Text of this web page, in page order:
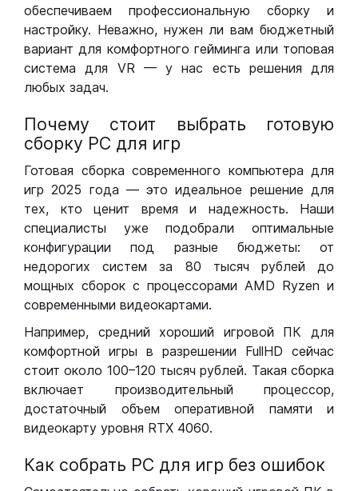
обеспечиваем профессиональную сборку и
настройку. Неважно, нужен ли вам бюджетный
вариант для комфортного гейминга или топовая
система для VR — у нас есть решения для
любых задач.
Почему стоит выбрать готовую
сборку РС для игр
Готовая сборка современного компьютера для
игр 2025 года — это идеальное решение для
тех, кто ценит время и надежность. Наши
специалисты уже подобрали оптимальные
конфигурации под разные бюджеты: от
недорогих систем за 80 тысяч рублей до
мощных сборок с процессорами AMD Ryzen и
современными видеокартами.
Например, средний хороший игровой ПК для
комфортной игры в разрешении FullHD сейчас
стоит около 100–120 тысяч рублей. Такая сборка
включает производительный процессор,
достаточный объем оперативной памяти и
видеокарту уровня RTX 4060.
Как собрать РС для игр без ошибок